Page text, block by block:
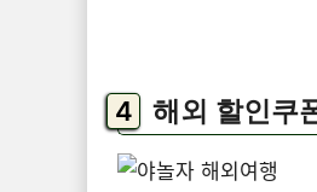
해외 할인쿠